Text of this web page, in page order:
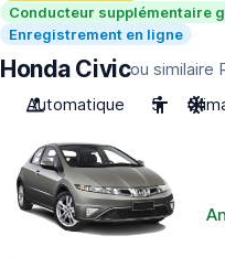
Conducteur supplémentaire
Enregistrement en ligne
Honda Civicou similaire
Automatique
5